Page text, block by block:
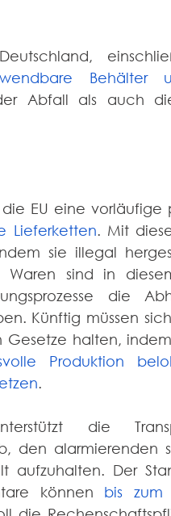
Behälter
Abfall als auch die
EU eine vorläufige
Lieferketten. Mit
sie illegal
sind in
die
Künftig müssen
Produktion
.
die
den alarmierenden
aufzuhalten. Der
können bis zum